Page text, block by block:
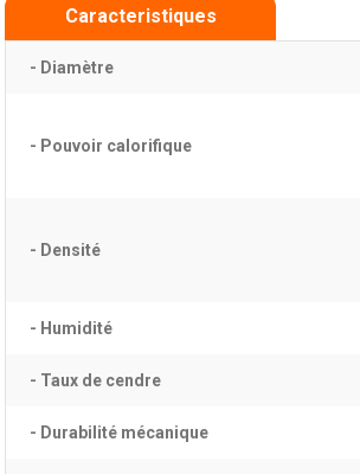
Caracteristiques
- Diamètre
- Pouvoir calorifique
- Densité
- Humidité
- Taux de cendre
- Durabilité mécanique